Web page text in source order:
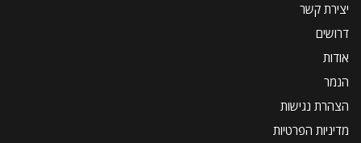
יצירת קשר
דרושים
אודות
הנמר
הצהרת נגישות
מדיניות הפרטיות